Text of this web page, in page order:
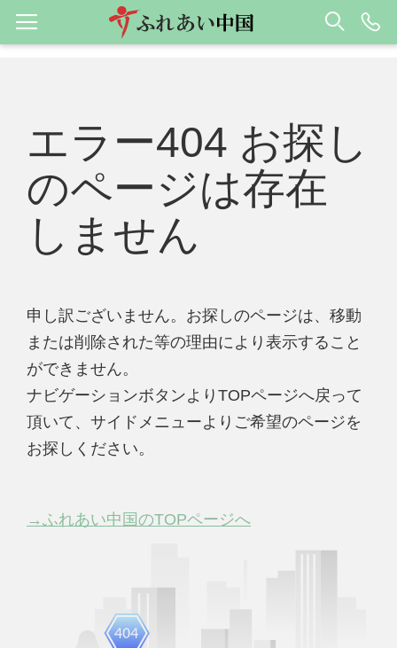
エラー404 お探し
のページは存在
しません
申し訳ございません。お探しのページは、移動
または削除された等の理由により表示すること
ができません。
ナビゲーションボタンよりTOPページへ戻って
頂いて、サイドメニューよりご希望のページを
お探しください。
→ふれあい中国のTOPページへ